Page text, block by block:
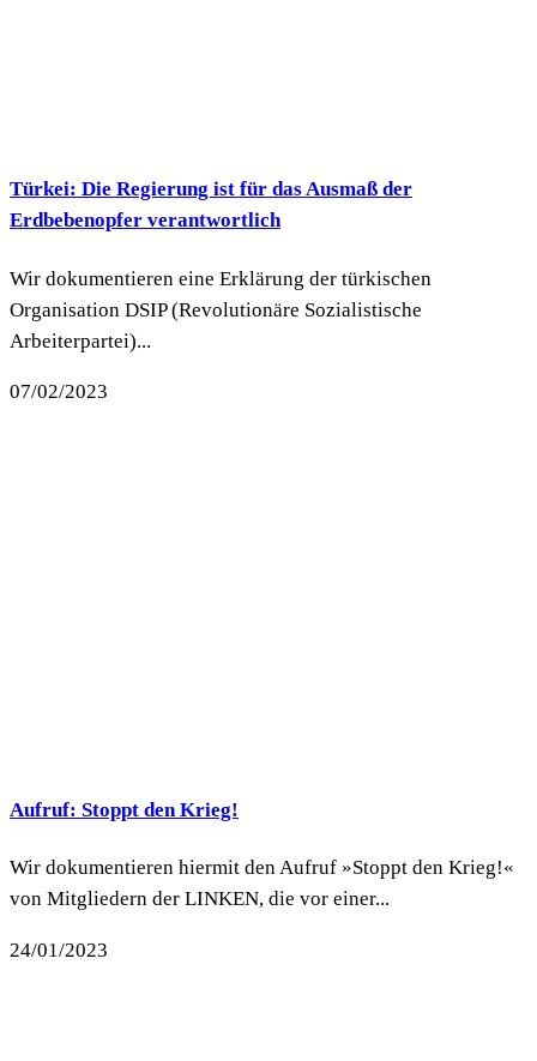
Türkei: Die Regierung ist für das Ausmaß der
Erdbebenopfer verantwortlich
Wir dokumentieren eine Erklärung der türkischen
Organisation DSIP (Revolutionäre Sozialistische
Arbeiterpartei)...
07/02/2023
Aufruf: Stoppt den Krieg!
Wir dokumentieren hiermit den Aufruf »Stoppt den Krieg!«
von Mitgliedern der LINKEN, die vor einer...
24/01/2023